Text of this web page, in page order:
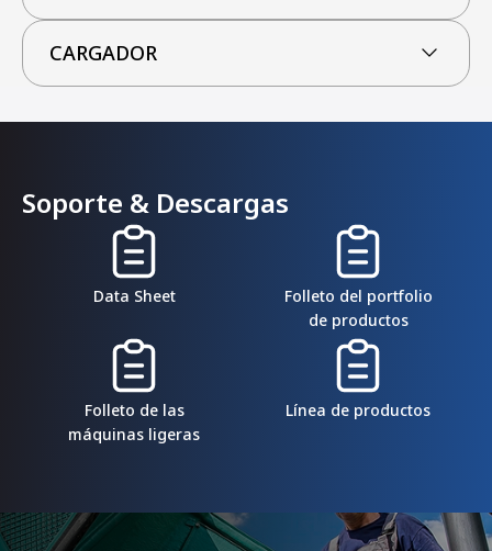
CARGADOR
Soporte & Descargas
Data Sheet
Folleto del portfolio
de productos
Folleto de las
máquinas ligeras
Línea de productos